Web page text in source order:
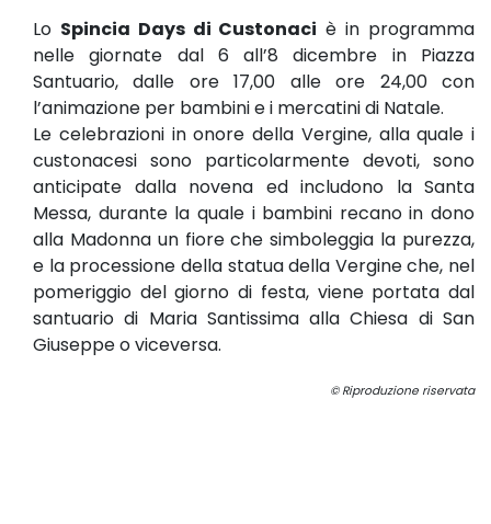
Lo Spincia Days di Custonaci è in programma
nelle giornate dal 6 all’8 dicembre in Piazza
Santuario, dalle ore 17,00 alle ore 24,00 con
l’animazione per bambini e i mercatini di Natale.
Le celebrazioni in onore della Vergine, alla quale i
custonacesi sono particolarmente devoti, sono
anticipate dalla novena ed includono la Santa
Messa, durante la quale i bambini recano in dono
alla Madonna un fiore che simboleggia la purezza,
e la processione della statua della Vergine che, nel
pomeriggio del giorno di festa, viene portata dal
santuario di Maria Santissima alla Chiesa di San
Giuseppe o viceversa.
© Riproduzione riservata